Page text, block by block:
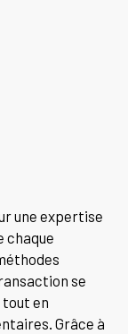
une expertise
chaque
se
tout en
Grâce à